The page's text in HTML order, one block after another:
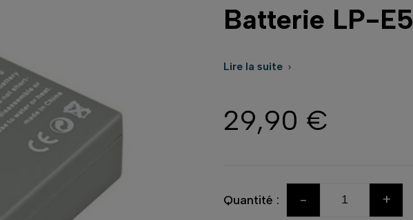
Batterie LP-E5
Lire la suite 
29,90 €
Quantité : - +